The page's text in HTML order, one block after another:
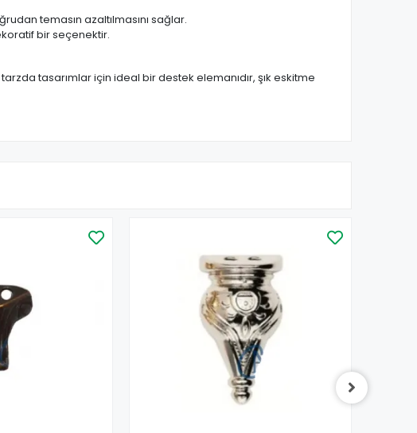
temasın azaltılmasını sağlar.
bir seçenektir.
tasarımlar için ideal bir destek elemanıdır, şık eskitme